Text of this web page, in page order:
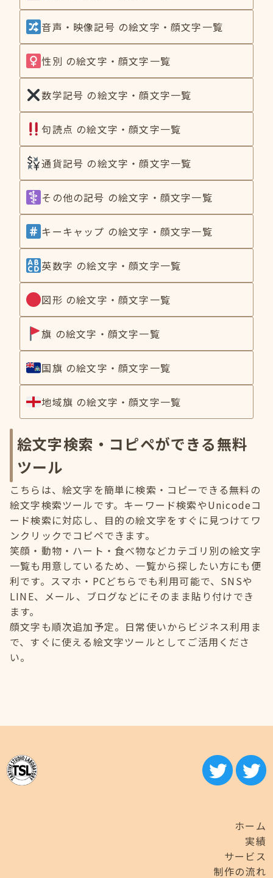
音声・映像記号 の絵文字・顔文字一覧
性別 の絵文字・顔文字一覧
数学記号 の絵文字・顔文字一覧
句読点 の絵文字・顔文字一覧
通貨記号 の絵文字・顔文字一覧
その他の記号 の絵文字・顔文字一覧
キーキャップ の絵文字・顔文字一覧
英数字 の絵文字・顔文字一覧
図形 の絵文字・顔文字一覧
旗 の絵文字・顔文字一覧
国旗 の絵文字・顔文字一覧
地域旗 の絵文字・顔文字一覧
絵文字検索・コピペができる無料
ツール
こちらは、絵文字を簡単に検索・コピーできる無料の
絵文字検索ツールです。キーワード検索やUnicodeコ
ード検索に対応し、目的の絵文字をすぐに見つけてワ
ンクリックでコピペできます。
笑顔・動物・ハート・食べ物などカテゴリ別の絵文字
一覧も用意しているため、一覧から探したい方にも便
利です。スマホ・PCどちらでも利用可能で、SNSや
LINE、メール、ブログなどにそのまま貼り付けでき
ます。
顔文字も順次追加予定。日常使いからビジネス利用ま
で、すぐに使える絵文字ツールとしてご活用くださ
い。
ホーム
実績
サービス
制作の流れ